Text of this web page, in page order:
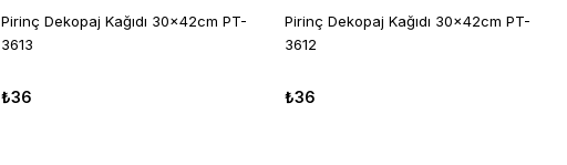
Pirinç Dekopaj Kağıdı 30x42cm PT-
3613
₺36
Pirinç Dekopaj Kağıdı 30x42cm PT-
3612
₺36